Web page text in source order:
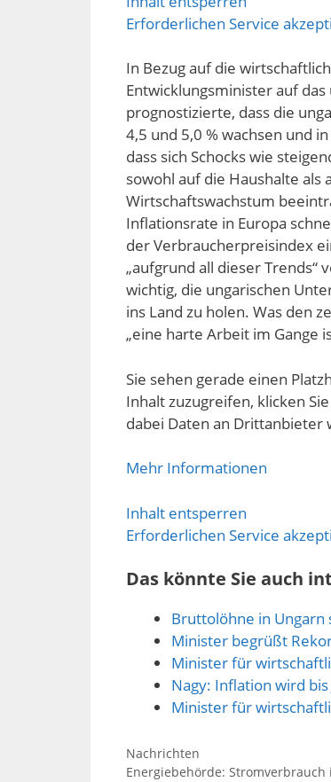
Erforderlichen Service
In Bezug auf die
Entwicklungsminister auf
prognostizierte, dass die
4,5 und 5,0 % wachsen und
dass sich Schocks wie
sowohl auf die Haushalte
Wirtschaftswachstum
Inflationsrate in Europa
der Verbraucherpreisindex
„aufgrund all dieser Trends“
wichtig, die ungarischen
ins Land zu holen. Was den
„eine harte Arbeit im Gange
Sie sehen gerade einen
Inhalt zuzugreifen, klicken
dabei Daten an
Mehr Informationen
Inhalt entsperren
Erforderlichen Service
Das könnte Sie auch
Bruttolöhne in
Minister begrüßt
Minister für
Nagy: Inflation wird
Minister für
Kategorien
Nachrichten
Energiebehörde: